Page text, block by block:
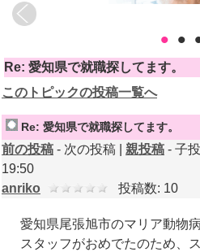
• •
Re: 愛知県で就職探してます。
このトピックの投稿一覧へ
Re: 愛知県で就職探してます。
前の投稿 - 次の投稿 | 親投稿 - 子
19:50
anriko
投稿数: 10
愛知県尾張旭市のマリア動物病
スタッフがおめでたのため、